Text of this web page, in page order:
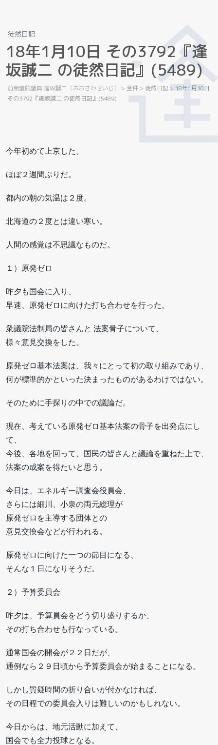
徒然日記
18年1月10日 その3792 『逢
坂誠二 の徒然日記』 (5489)
前衆議院議員 逢坂誠二（おおさかせいじ） > 全件 > 徒然日記 > 18年1月10日
その3792『逢坂誠二 の徒然日記』(5489)
今年初めて上京した。
ほぼ２週間ぶりだ。
都内の朝の気温は２度。
北海道の２度とは違い寒い。
人間の感覚は不思議なものだ。
１）原発ゼロ
昨夕も国会に入り、
早速、原発ゼロに向けた打ち合わせを行った。
衆議院法制局の皆さんと 法案骨子について、
様々意見交換をした。
原発ゼロ基本法案は、我々にとって初の取り組みであり、
何が標準的かといった決まったものがあるわけではない。
そのために手探りの中での議論だ。
現在、考えている原発ゼロ基本法案の骨子を出発点にし
て、
今後、各地を回って、国民の皆さんと議論を重ねた上で、
法案の成案を得たいと思う。
今日は、エネルギー調査会役員会、
さらには細川、小泉の両元総理が
原発ゼロを主導する団体との
意見交換会などが行われる。
原発ゼロに向けた一つの節目になる、
そんな１日になりそうだ。
２）予算委員会
昨夕は、予算員会をどう切り盛りするか、
その打ち合わせも行なっている。
通常国会の開会が２２日だが、
通例なら２９日頃から予算委員会が始まることになる。
しかし質疑時間の折り合いが付かなければ、
その日程での委員会入りは難しいのかもしれない。
今日からは、地元活動に加えて、
国会でも全力投球となる。